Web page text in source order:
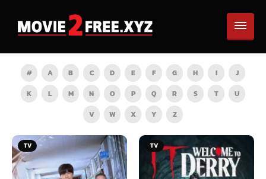
# A B C D E F G H I
J
K
L M N O P Q R S T
U
V
W X Y Z
TV